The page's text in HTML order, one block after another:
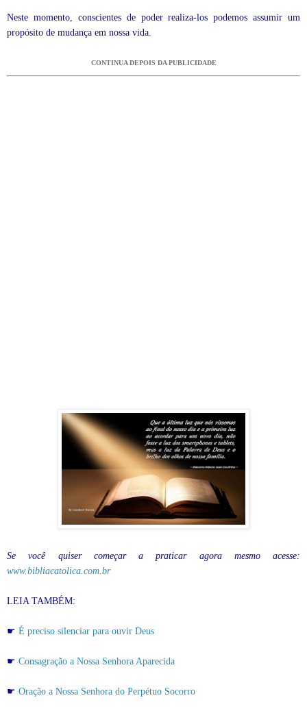
Neste momento, conscientes de poder realiza-los podemos assumir um
propósito de mudança em nossa vida.
CONTINUA DEPOIS DA PUBLICIDADE
Se você quiser começar a praticar agora mesmo acesse:
www.bibliacatolica.com.br
LEIA TAMBÉM:
☛ É preciso silenciar para ouvir Deus
☛ Consagração a Nossa Senhora Aparecida
☛ Oração a Nossa Senhora do Perpétuo Socorro